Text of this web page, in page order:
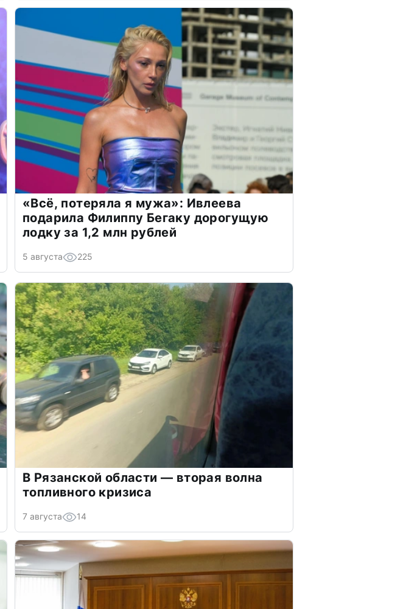
«Всё, потеряла я мужа»: Ивлеева
подарила Филиппу Бегаку дорогущую
лодку за 1,2 млн рублей
5 августа 225
В Рязанской области — вторая волна
топливного кризиса
7 августа 14